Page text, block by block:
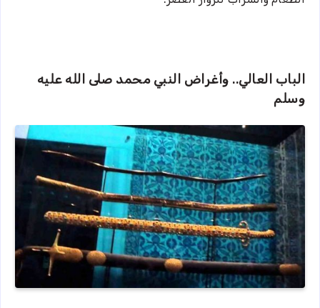
الباب العالي.. وأغراض النبي محمد صلى الله عليه
وسلم